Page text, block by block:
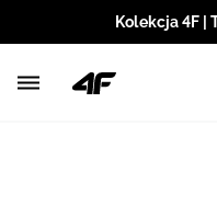
Kolekcja 4F |